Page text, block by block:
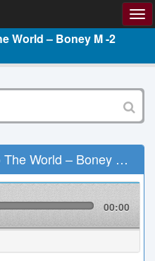
World – Boney M -2
– Boney M -2 Letöltés
00:00